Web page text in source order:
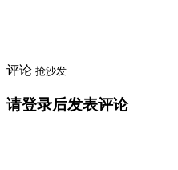
评论 抢沙发
请登录后发表评论